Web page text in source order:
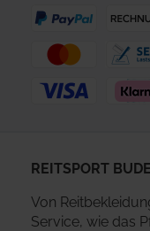
REITSPORT
Von
Service, wie das